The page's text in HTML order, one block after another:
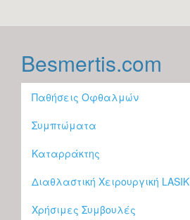
Besmertis.com
Παθήσεις Οφθαλμών
Συμπτώματα
Καταρράκτης
Διαθλαστική Χειρουργική LASIK
Χρήσιμες Συμβουλές